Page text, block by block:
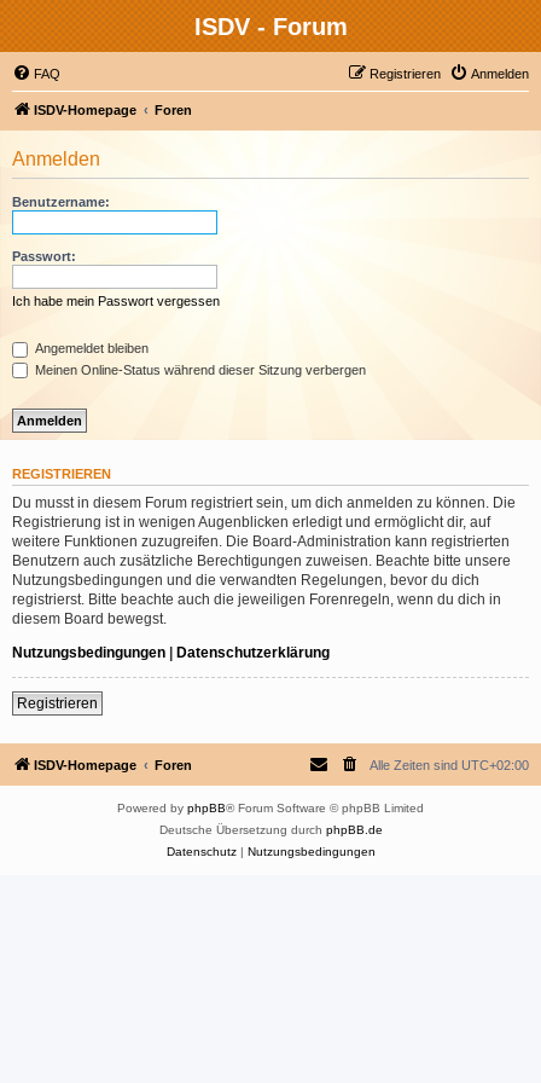
ISDV - Forum
FAQ Anmelden
Registrieren
ISDV-Homepage Foren
Anmelden
Benutzername:
Passwort:
Ich habe mein Passwort vergessen
Angemeldet bleiben
Meinen Online-Status während dieser Sitzung verbergen
REGISTRIEREN
Du musst in diesem Forum registriert sein, um dich anmelden zu können. Die
Registrierung ist in wenigen Augenblicken erledigt und ermöglicht dir, auf
weitere Funktionen zuzugreifen. Die Board-Administration kann registrierten
Benutzern auch zusätzliche Berechtigungen zuweisen. Beachte bitte unsere
Nutzungsbedingungen und die verwandten Regelungen, bevor du dich
registrierst. Bitte beachte auch die jeweiligen Forenregeln, wenn du dich in
diesem Board bewegst.
Nutzungsbedingungen | Datenschutzerklärung
Registrieren
ISDV-Homepage Foren Alle Zeiten sind UTC+02:00
Powered by phpBB® Forum Software © phpBB Limited
Deutsche Übersetzung durch phpBB.de
Datenschutz| Nutzungsbedingungen